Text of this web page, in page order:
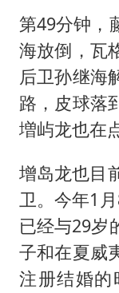
第49分钟，
海放倒，瓦
后卫孙继海
路，皮球落
増屿龙也在
增岛龙也目
卫。今年1
已经与29岁
子和在夏威
注册结婚的